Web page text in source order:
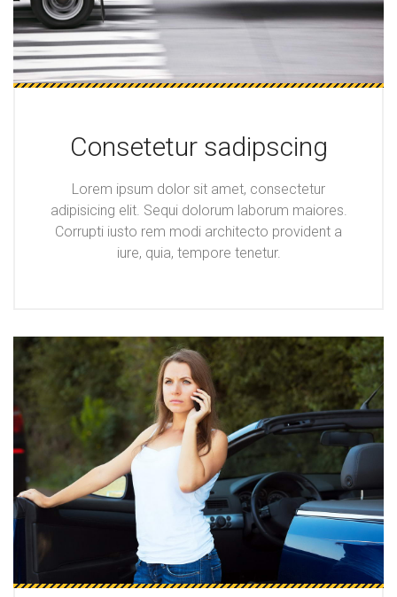
Consetetur sadipscing
Lorem ipsum dolor sit amet, consectetur
adipisicing elit. Sequi dolorum laborum maiores.
Corrupti iusto rem modi architecto provident a
iure, quia, tempore tenetur.